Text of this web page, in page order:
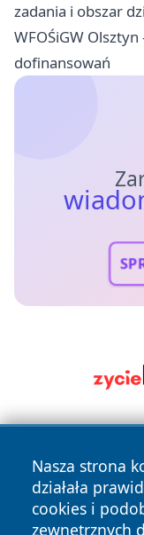
zadania i obszar
WFOŚiGW
dofinansowań
Nasza strona
działała
cookies i
zewnętrznych